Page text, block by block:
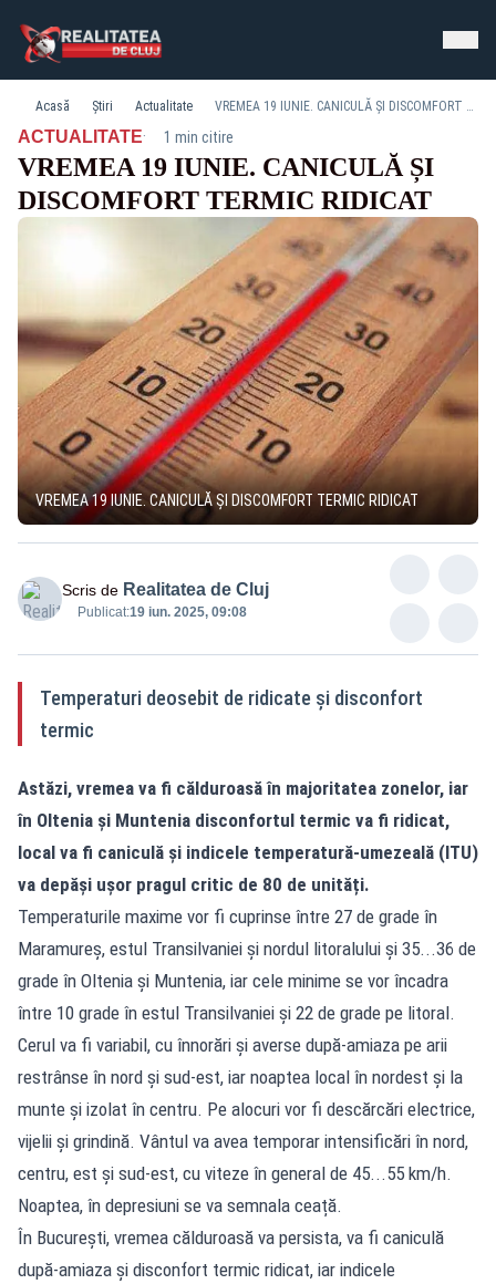
Acasă Știri Actualitate VREMEA 19 IUNIE. CANICULĂ ȘI DISCOMFORT TERMIC RIDICAT
ACTUALITATE· 1 min citire
VREMEA 19 IUNIE. CANICULĂ ȘI
DISCOMFORT TERMIC RIDICAT
VREMEA 19 IUNIE. CANICULĂ ȘI DISCOMFORT TERMIC RIDICAT
Scris de Realitatea de Cluj
Publicat:19 iun. 2025, 09:08
Temperaturi deosebit de ridicate și disconfort
termic
Astăzi, vremea va fi călduroasă în majoritatea zonelor, iar
în Oltenia și Muntenia disconfortul termic va fi ridicat,
local va fi caniculă și indicele temperatură-umezeală (ITU)
va depăși ușor pragul critic de 80 de unități.
Temperaturile maxime vor fi cuprinse între 27 de grade în
Maramureș, estul Transilvaniei și nordul litoralului și 35...36 de
grade în Oltenia și Muntenia, iar cele minime se vor încadra
între 10 grade în estul Transilvaniei și 22 de grade pe litoral.
Cerul va fi variabil, cu înnorări și averse după-amiaza pe arii
restrânse în nord și sud-est, iar noaptea local în nordest și la
munte și izolat în centru. Pe alocuri vor fi descărcări electrice,
vijelii și grindină. Vântul va avea temporar intensificări în nord,
centru, est și sud-est, cu viteze în general de 45...55 km/h.
Noaptea, în depresiuni se va semnala ceață.
În București, vremea călduroasă va persista, va fi caniculă
după-amiaza și disconfort termic ridicat, iar indicele